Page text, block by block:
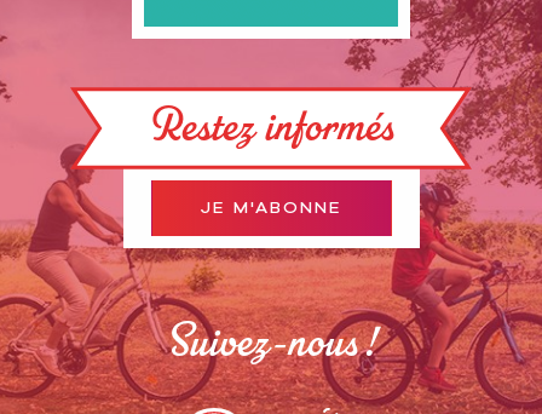
Restez informés
JE M'ABONNE
Suivez-nous !